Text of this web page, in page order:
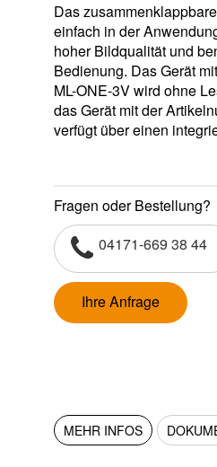
Das
einfach in der
hoher Bildqualität und
Bedienung. Das Gerät
ML-ONE-3V wird ohne
das Gerät mit der
verfügt über einen
Fragen oder Bestellung?
04171-669 38 44
Ihre Anfrage
MEHR INFOS